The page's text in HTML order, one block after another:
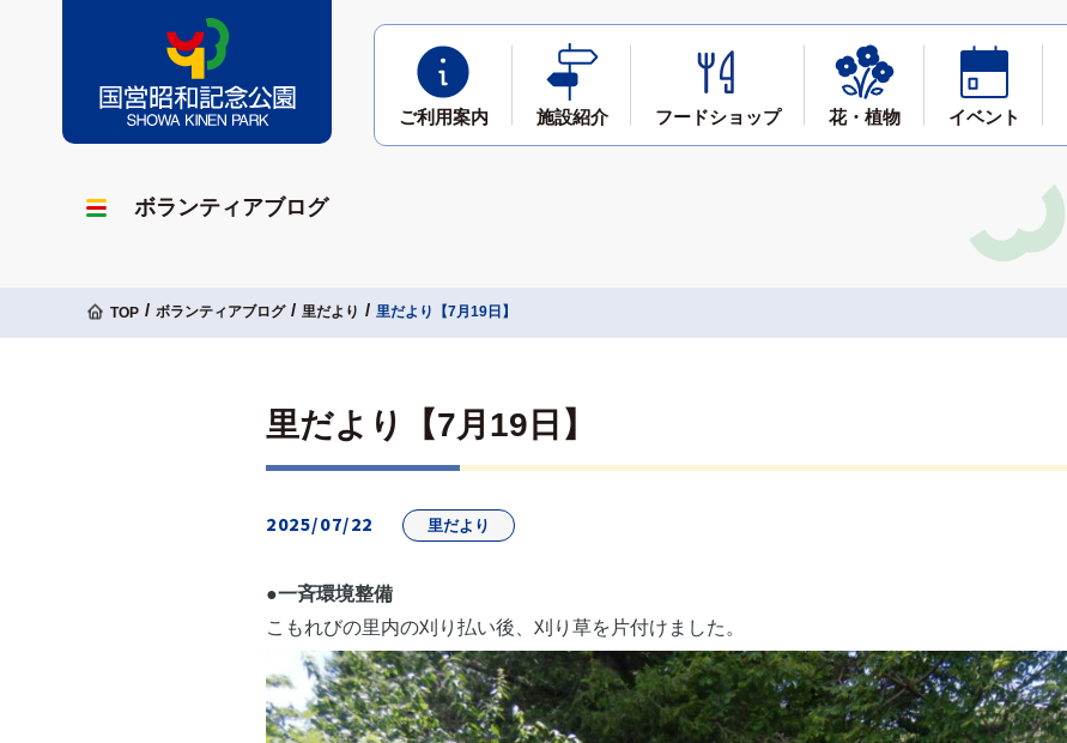
ご利用案内 施設紹介 フードショップ 花・植物 イベント
ボランティアブログ
TOP ボランティアブログ 里だより 里だより【7月19日】
里だより【7月19日】
2025/07/22 里だより
●一斉環境整備
こもれびの里内の刈り払い後、刈り草を片付けました。